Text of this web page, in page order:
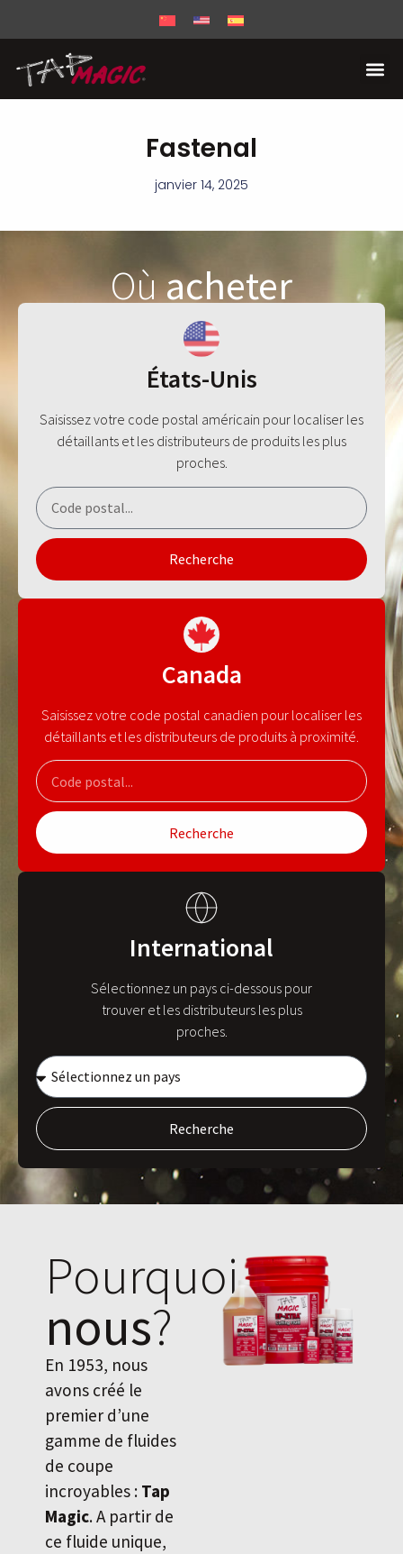
Fastenal
janvier 14, 2025
Oùacheter
États-Unis
Saisissez votre code postal américain pour localiser les
détaillants et les distributeurs de produits les plus
proches.
Recherche
Canada
Saisissez votre code postal canadien pour localiser les
détaillants et les distributeurs de produits à proximité.
Recherche
International
Sélectionnez un pays ci-dessous pour
trouver et les distributeurs les plus
proches.
Recherche
Pourquoi
nous?
En 1953, nous
avons créé le
premier d’une
gamme de fluides
de coupe
incroyables : Tap
Magic. A partir de
ce fluide unique,